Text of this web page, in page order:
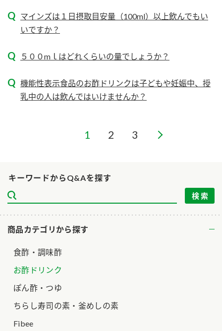
ぽん酢
つゆ
納豆のサイト
お酢を知ろう！
ぽん酢サワー
納豆の豆知識
鍋奉行マニュアル
ミツカンのCM
ロングセラー商品 ＋ おすすめレシピ
人気商品 ＋ おすすめレシピ
環境への取り組み
キッザニア東京「ぽん酢工房」
採用情報
お客様相談センター
地図から取り扱い店舗を探す
ミツカン公式通販
キーワードからQ&Aを探す
商品カテゴリから探す
食酢・調味酢
お酢ドリンク
ぽん酢・つゆ
ちらし寿司の素・釜めしの素
Fibee
マインズは１日摂取目安量（100ml）以上飲んでもい
いですか？
５００mｌはどれくらいの量でしょうか？
機能性表示食品のお酢ドリンクは子どもや妊娠中、授
乳中の人は飲んではいけませんか？
1 2 3